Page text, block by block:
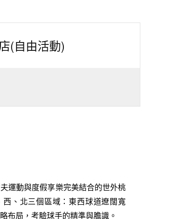
(自由活動)
運動與度假享樂完美結合的世外桃
、北三個區域：東西球道遼闊寬
布局，考驗球手的精準與膽識。